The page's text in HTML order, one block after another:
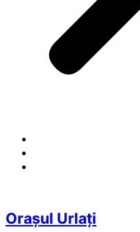
Orașul Urlați